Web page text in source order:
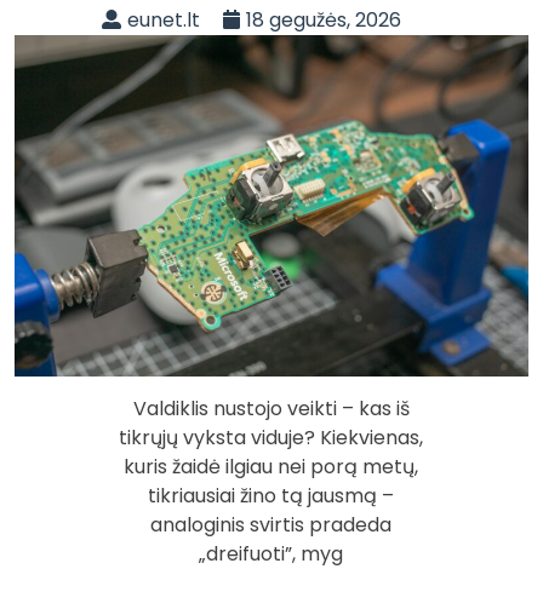
eunet.lt 18 gegužės, 2026
Valdiklis nustojo veikti – kas iš
tikrųjų vyksta viduje? Kiekvienas,
kuris žaidė ilgiau nei porą metų,
tikriausiai žino tą jausmą –
analoginis svirtis pradeda
„dreifuoti”, myg